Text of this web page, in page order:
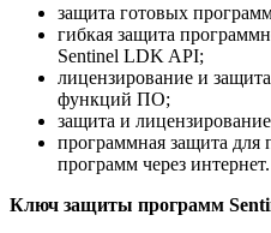
защита готовых
гибкая защита
Sentinel LDK API;
лицензирование и
функций ПО;
защита и
программная защита для
программ через интернет.
Ключ защиты программ